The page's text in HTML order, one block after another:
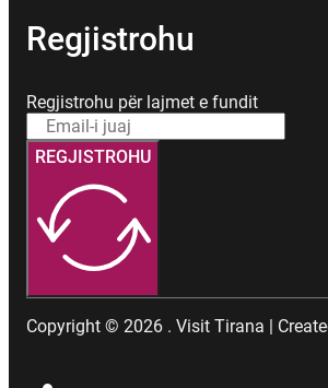
Regjistrohu
Regjistrohu për lajmet e fundit
REGJISTROHU
Copyright © 2026 . Visit Tirana |